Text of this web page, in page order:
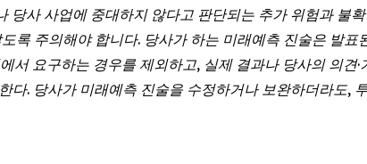
사 사업에 중대하지 않다고 판단되는 추가 위험과 불
록 주의해야 합니다. 당사가 하는 미래예측 진술은 발
요구하는 경우를 제외하고, 실제 결과나 당사의 의견
. 당사가 미래예측 진술을 수정하거나 보완하더라도,